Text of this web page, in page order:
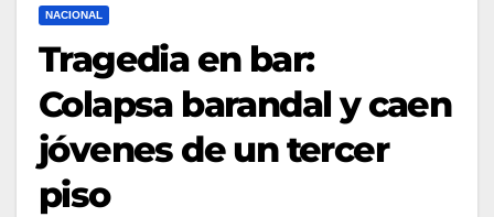
NACIONAL
Tragedia en bar:
Colapsa barandal y caen
jóvenes de un tercer
piso